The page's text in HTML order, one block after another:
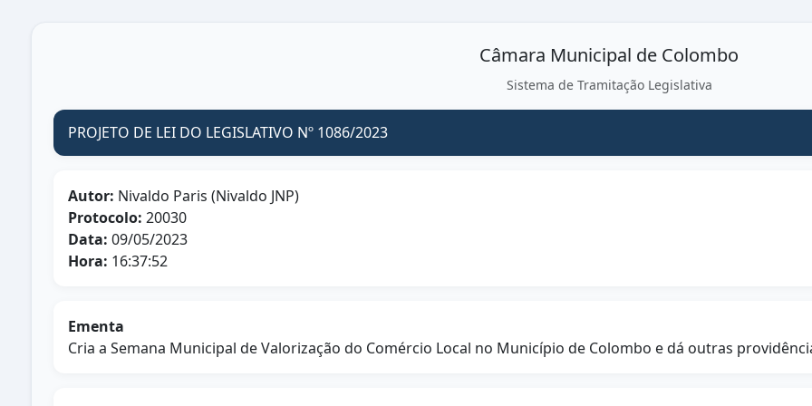
Câmara Municipal de Colombo
Sistema de Tramitação Legislativa
PROJETO DE LEI DO LEGISLATIVO Nº 1086/2023
Autor: Nivaldo Paris (Nivaldo JNP)
Protocolo: 20030
Data: 09/05/2023
Hora: 16:37:52
Ementa
Cria a Semana Municipal de Valorização do Comércio Local no Município de Colombo e dá outras